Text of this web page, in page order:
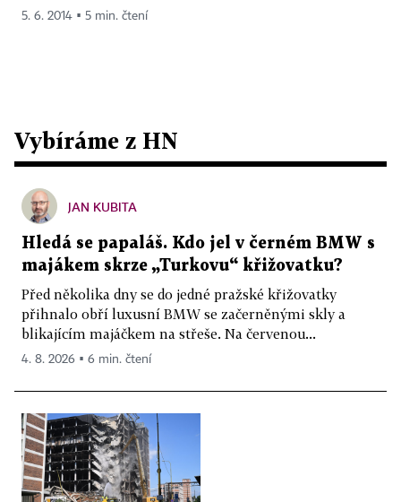
5. 6. 2014 ▪ 5 min. čtení
Vybíráme z HN
JAN KUBITA
Hledá se papaláš. Kdo jel v černém BMW s
majákem skrze „Turkovu“ křižovatku?
Před několika dny se do jedné pražské křižovatky
přihnalo obří luxusní BMW se začerněnými skly a
blikajícím majáčkem na střeše. Na červenou...
4. 8. 2026 ▪ 6 min. čtení